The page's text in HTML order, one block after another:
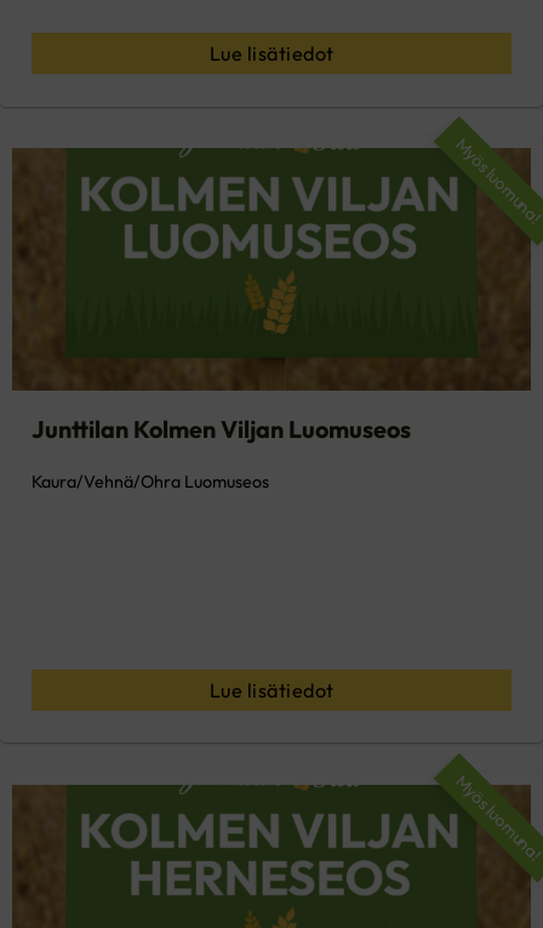
Lue lisätiedot
Myös
Junttilan Kolmen Viljan Luomuseos
Kaura/Vehnä/Ohra Luomuseos
Lue lisätiedot
Myös